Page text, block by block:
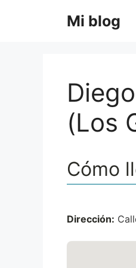
Mi blog
(Los
Cómo
Dirección: